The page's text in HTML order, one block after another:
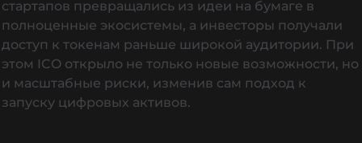
стартапов превращались из идеи на бумаге в
полноценные экосистемы, а инвесторы получали
доступ к токенам раньше широкой аудитории. При
этом ICO открыло не только новые возможности, но
и масштабные риски, изменив сам подход к
запуску цифровых активов.